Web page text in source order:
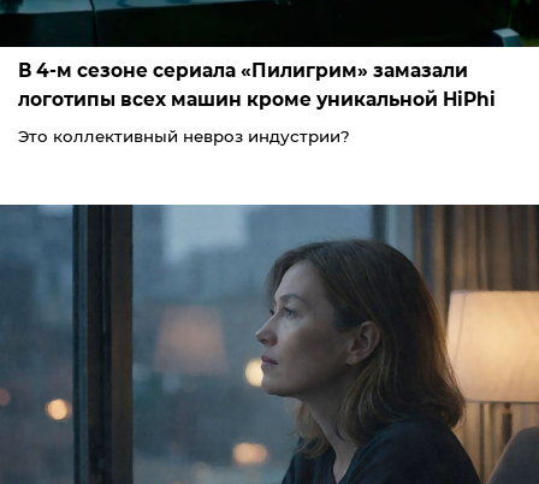
В 4-м сезоне сериала «Пилигрим» замазали
логотипы всех машин кроме уникальной HiPhi
Это коллективный невроз индустрии?